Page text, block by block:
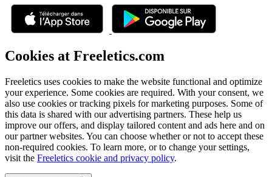
Cookies at Freeletics.com
Freeletics uses cookies to make the website functional and optimize
your experience. Some cookies are required. With your consent, we
also use cookies or tracking pixels for marketing purposes. Some of
this data is shared with our advertising partners. These help us
improve our offers, and display tailored content and ads here and on
our partner websites. You can choose whether or not to accept these
non-required cookies. To learn more, or to change your settings,
visit the Freeletics cookie and privacy policy.